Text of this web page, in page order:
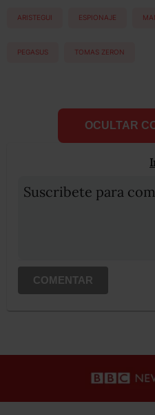
ARISTEGUI ESPIONAJE
PEGASUS TOMAS ZERON
OCULTAR
Suscribete para
COMENTAR